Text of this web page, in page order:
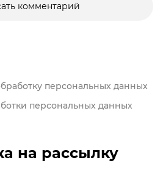
комментарий
персональных данных
персональных данных
на рассылку